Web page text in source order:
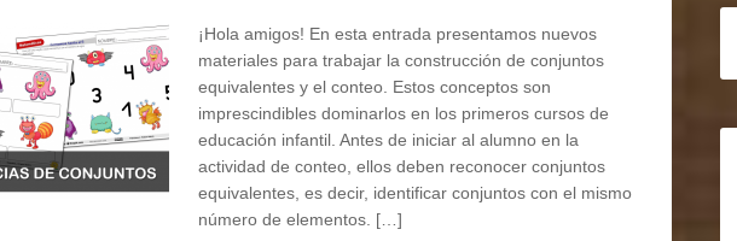
¡Hola amigos! En esta entrada presentamos nuevos
materiales para trabajar la construcción de conjuntos
equivalentes y el conteo. Estos conceptos son
imprescindibles dominarlos en los primeros cursos de
educación infantil. Antes de iniciar al alumno en la
actividad de conteo, ellos deben reconocer conjuntos
equivalentes, es decir, identificar conjuntos con el mismo
número de elementos. […]